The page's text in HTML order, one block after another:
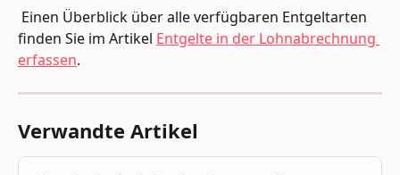
finden Sie im Artikel Entgelte in der Lohnabrechnung
erfassen.
Verwandte Artikel